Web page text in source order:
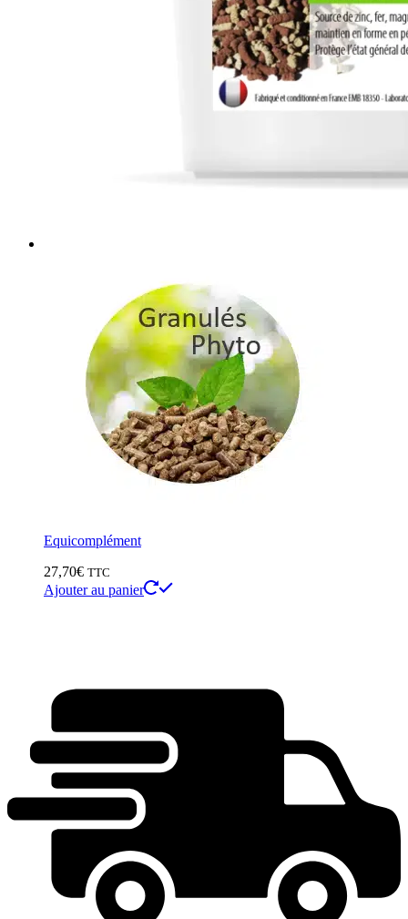
Equicomplément
27,70€ TTC
Ajouter au panier